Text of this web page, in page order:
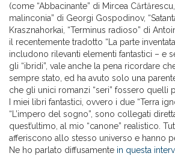
(come “Abbacinante” di Mircea
malinconia” di Georgi Gospodinov,
Krasznahorkai, “Terminus radioso” di
il recentemente tradotto “La parte
includono rilevanti elementi fantastici – e
gli “ibridi”, vale anche la pena ricordare
sempre stato, ed ha avuto solo una
che gli unici romanzi “seri” fossero quelli
I miei libri fantastici, ovvero i due “Terra
“L’impero del sogno”, sono collegati
quest’ultimo, al mio “canone” realistico.
afferiscono allo stesso universo e hanno
Ne ho parlato diffusamente in questa